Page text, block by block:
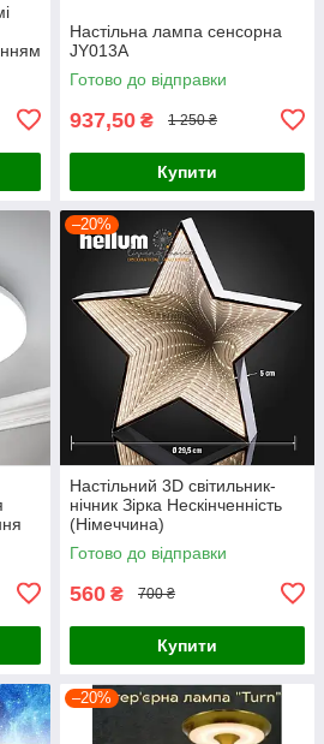
Настільна лампа сенсорна
JY013A
Готово до відправки
937,50 ₴ 1 250 ₴
Купити
–20%
Настільний 3D світильник-
нічник Зірка Нескінченність
(Німеччина)
Готово до відправки
560 ₴ 700 ₴
Купити
–20%